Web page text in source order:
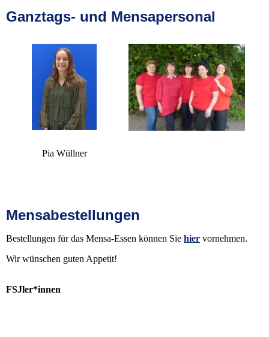
Ganztags- und Mensapersonal
Pia Wüllner
Mensabestellungen
Bestellungen für das Mensa-Essen können Sie hier vornehmen.
Wir wünschen guten Appetit!
FSJler*innen